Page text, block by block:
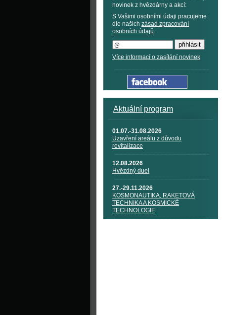
novinek z hvězdárny a akcí:
S Vašimi osobními údaji pracujeme
dle našich zásad zpracování
osobních údajů.
Více informací o zasílání novinek
Aktuální program
01.07.-31.08.2026
Uzavření areálu z důvodu
revitalizace
12.08.2026
Hvězdný duel
27.-29.11.2026
KOSMONAUTIKA, RAKETOVÁ
TECHNIKA A KOSMICKÉ
TECHNOLOGIE